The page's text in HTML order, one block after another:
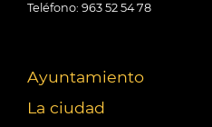
Teléfono: 963 52 54 78
Ayuntamiento
La ciudad